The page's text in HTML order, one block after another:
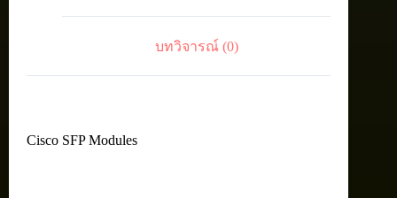
บทวิจารณ์ (0)
Cisco SFP Modules